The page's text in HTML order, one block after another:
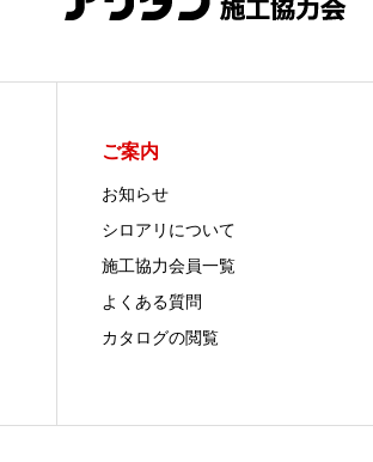
ご案内
お知らせ
シロアリについて
施工協力会員一覧
よくある質問
カタログの閲覧